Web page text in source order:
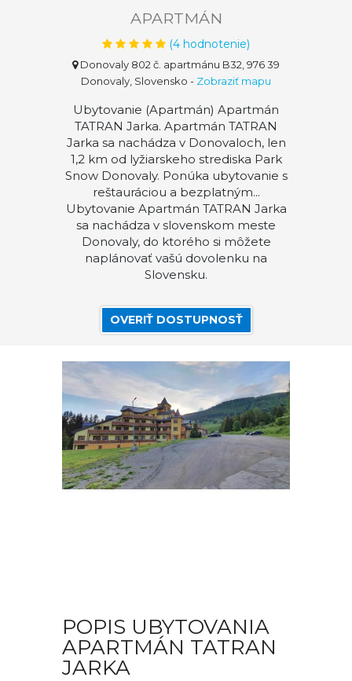
APARTMÁN
(4 hodnotenie)
Donovaly 802 č. apartmánu B32, 976 39
Donovaly, Slovensko - Zobraziť mapu
Ubytovanie (Apartmán) Apartmán
TATRAN Jarka. Apartmán TATRAN
Jarka sa nachádza v Donovaloch, len
1,2 km od lyžiarskeho strediska Park
Snow Donovaly. Ponúka ubytovanie s
reštauráciou a bezplatným...
Ubytovanie Apartmán TATRAN Jarka
sa nachádza v slovenskom meste
Donovaly, do ktorého si môžete
naplánovať vašú dovolenku na
Slovensku.
OVERIŤ DOSTUPNOSŤ
POPIS UBYTOVANIA
APARTMÁN TATRAN
JARKA